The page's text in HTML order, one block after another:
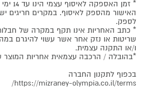
* זמן
האישור מהספק לאיסוף. במקרים חריגים
לספק.
* כתב האחריות אינו תקף במקרה של
שריטות או נזק אחר אשר עשוי להיגרם
ו/או התקנה עצמית.
*בהובלה / הרכבה עצמאית אחריות המוצר
בכפוף לתקנון החברה
https://mizraney-olympia.co.il/terms/